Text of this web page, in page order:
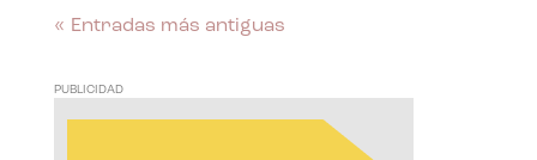
« Entradas más antiguas
PUBLICIDAD